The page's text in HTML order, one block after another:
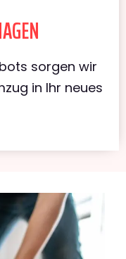
sorgen wir
in Ihr neues